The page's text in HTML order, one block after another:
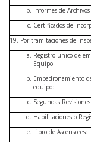
Informes de
Certificados de
19. Por tramitaciones de
Registro único de
Equipo:
Empadronamiento
equipo:
Segundas
Habilitaciones o
Libro de Ascensores: